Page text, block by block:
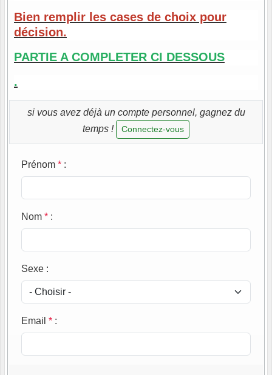
Bien remplir les cases de choix pour
décision.
PARTIE A COMPLETER CI DESSOUS
.
si vous avez déjà un compte personnel, gagnez du
temps !
Connectez-vous
Prénom * :
Nom * :
Sexe :
Email * :